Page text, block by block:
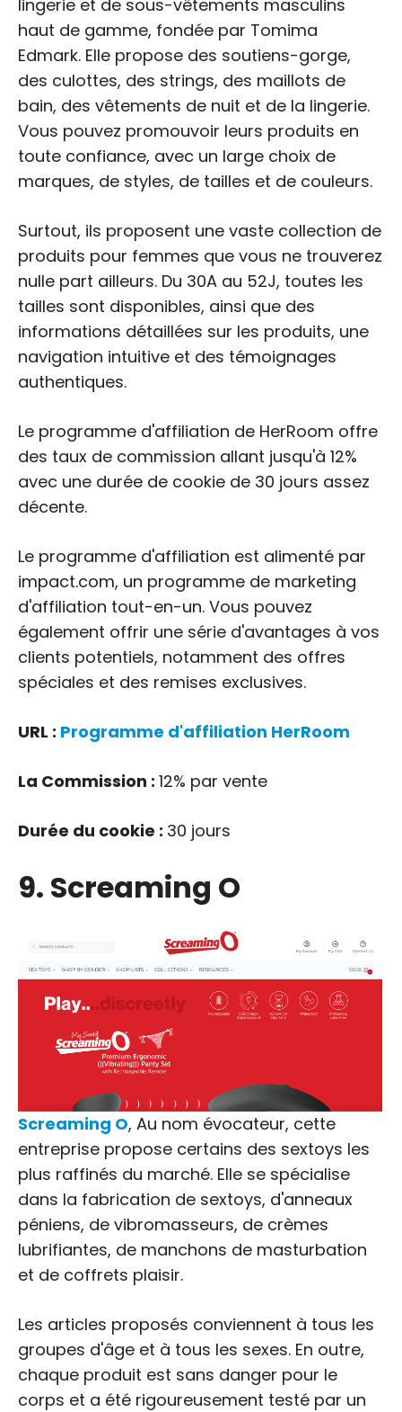
lingerie et de sous-vêtements masculins
haut de gamme, fondée par Tomima
Edmark. Elle propose des soutiens-gorge,
des culottes, des strings, des maillots de
bain, des vêtements de nuit et de la lingerie.
Vous pouvez promouvoir leurs produits en
toute confiance, avec un large choix de
marques, de styles, de tailles et de couleurs.
Surtout, ils proposent une vaste collection de
produits pour femmes que vous ne trouverez
nulle part ailleurs. Du 30A au 52J, toutes les
tailles sont disponibles, ainsi que des
informations détaillées sur les produits, une
navigation intuitive et des témoignages
authentiques.
Le programme d'affiliation de HerRoom offre
des taux de commission allant jusqu'à 12%
avec une durée de cookie de 30 jours assez
décente.
Le programme d'affiliation est alimenté par
impact.com, un programme de marketing
d'affiliation tout-en-un. Vous pouvez
également offrir une série d'avantages à vos
clients potentiels, notamment des offres
spéciales et des remises exclusives.
URL : Programme d'affiliation HerRoom
La Commission : 12% par vente
Durée du cookie : 30 jours
9. Screaming O
Screaming O, Au nom évocateur, cette
entreprise propose certains des sextoys les
plus raffinés du marché. Elle se spécialise
dans la fabrication de sextoys, d'anneaux
péniens, de vibromasseurs, de crèmes
lubrifiantes, de manchons de masturbation
et de coffrets plaisir.
Les articles proposés conviennent à tous les
groupes d'âge et à tous les sexes. En outre,
chaque produit est sans danger pour le
corps et a été rigoureusement testé par un